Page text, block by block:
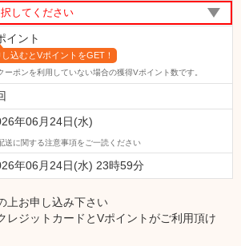
イント
込むとVポイントをGET！
ーポンを利用していない場合の獲得Vポイント数です。
年06月24日(水)
送に関する注意事項をご一読ください
年06月24日(水) 23時59分
上お申し込み下さい
レジットカードとVポイントがご利用頂け